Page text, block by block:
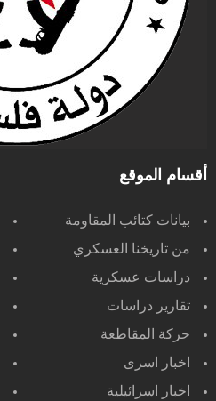
أقسام الموقع
بيانات كتائب المقاومة
من تاريخنا العسكري
دراسات عسكرية
تقارير دراسات
حركة المقاطعة
اخبار اسرى
اخبار اسرائيلية